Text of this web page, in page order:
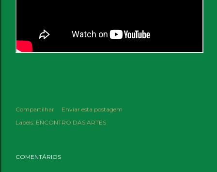
Compartilhar
Enviar esta postagem
Labels: ENCONTRO DAS ARTES
COMENTÁRIOS